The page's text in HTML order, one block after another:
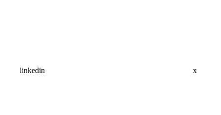
linkedin x